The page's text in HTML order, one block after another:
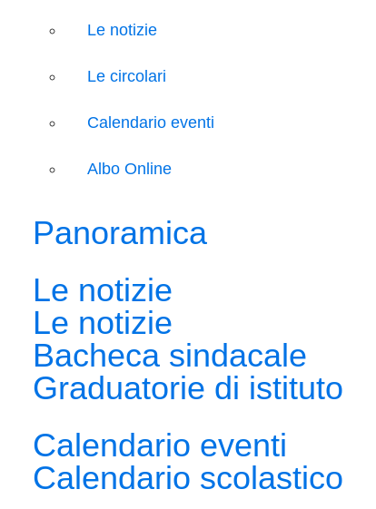
Le notizie
Le circolari
Calendario eventi
Albo Online
Panoramica
Le notizie
Le notizie
Bacheca sindacale
Graduatorie di istituto
Calendario eventi
Calendario scolastico